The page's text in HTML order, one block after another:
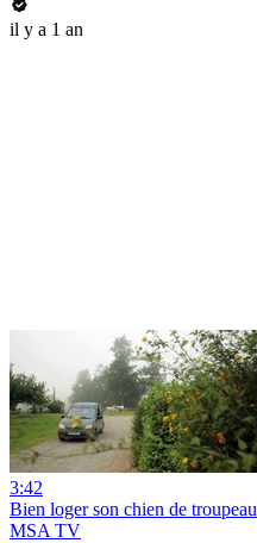
il y a 1 an
3:42
Bien loger son chien de troupeau
MSA TV